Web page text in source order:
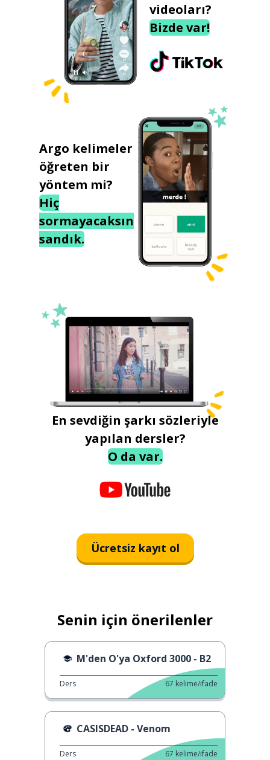
videoları?
Bizde var!
Argo kelimeler
öğreten bir
yöntem mi?
Hiç
sormayacaksın
sandık.
En sevdiğin şarkı sözleriyle
yapılan dersler?
O da var.
Ücretsiz kayıt ol
Senin için önerilenler
M'den O'ya Oxford 3000 - B2
Ders 67 kelime/ifade
CASISDEAD - Venom
Ders 67 kelime/ifade